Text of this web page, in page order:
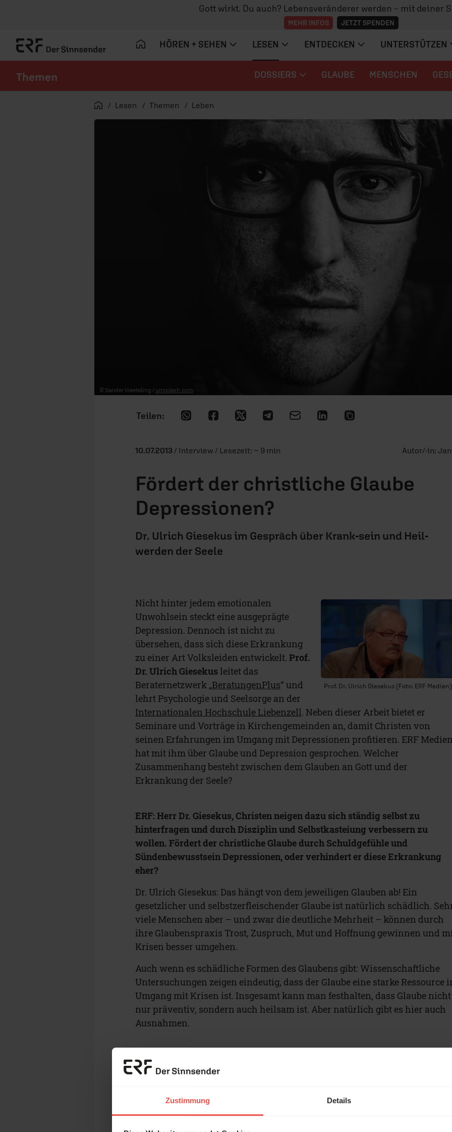
Zustimmung Details
Gott wirkt. Du auch? Lebensveränderer werden – mit deiner
MEHR INFOS JETZT SPENDEN
HÖREN + SEHEN LESEN ENTDECKEN UNTERSTÜTZEN
Themen DOSSIERS GLAUBE MENSCHEN
Startseite
Lesen Themen Leben
© Sander Weeteling / unsplash.com
10.07.2013 / Interview / Lesezeit: ~ 9 min Autor/-in:
Fördert der christliche Glaube
Depressionen?
Dr. Ulrich Giesekus im Gespräch über Krank-sein und Heil-
werden der Seele
Prof. Dr. Ulrich Giesekus (Foto: ERF Medien)
Nicht hinter jedem emotionalen
Unwohlsein steckt eine ausgeprägte
Depression. Dennoch ist nicht zu
übersehen, dass sich diese Erkrankung
zu einer Art Volksleiden entwickelt.Prof.
Dr. Ulrich Giesekus leitet das
Beraternetzwerk „BeratungenPlus“ und
lehrt Psychologie und Seelsorge an der
Internationalen Hochschule Liebenzell. Neben dieser Arbeit bietet er
Seminare und Vorträge in Kirchengemeinden an, damit Christen von
seinen Erfahrungen im Umgang mit Depressionen profitieren. ERF
hat mit ihm über Glaube und Depression gesprochen. Welcher
Zusammenhang besteht zwischen dem Glauben an Gott und der
Erkrankung der Seele?
ERF: Herr Dr. Giesekus, Christen neigen dazu sich ständig selbst zu
hinterfragen und durch Disziplin und Selbstkasteiung verbessern zu
wollen. Fördert der christliche Glaube durch Schuldgefühle und
Sündenbewusstsein Depressionen, oder verhindert er diese Erkrankung
eher?
Dr. Ulrich Giesekus: Das hängt von dem jeweiligen Glauben ab! Ein
gesetzlicher und selbstzerfleischender Glaube ist natürlich schädlich.
viele Menschen aber – und zwar die deutliche Mehrheit – können durch
ihre Glaubenspraxis Trost, Zuspruch, Mut und Hoffnung gewinnen und
Krisen besser umgehen.
Auch wenn es schädliche Formen des Glaubens gibt: Wissenschaftliche
Untersuchungen zeigen eindeutig, dass der Glaube eine starke Ressource
Umgang mit Krisen ist. Insgesamt kann man festhalten, dass Glaube nicht
nur präventiv, sondern auch heilsam ist. Aber natürlich gibt es hier auch
Ausnahmen.
„Leid ist nie gewollt“